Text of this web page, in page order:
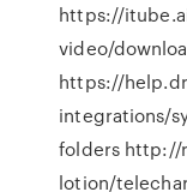
https://
video/
https://
integrations/
folders http://
lotion/